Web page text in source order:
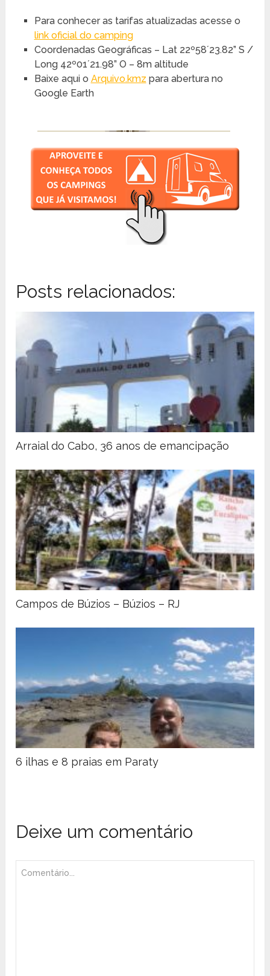
Para conhecer as tarifas atualizadas acesse o
link oficial do camping
Coordenadas Geográficas – Lat 22º58´23.82” S /
Long 42º01´21.98” O – 8m altitude
Baixe aqui o Arquivo.kmz para abertura no
Google Earth
Posts relacionados:
Arraial do Cabo, 36 anos de emancipação
Campos de Búzios – Búzios – RJ
6 ilhas e 8 praias em Paraty
Deixe um comentário